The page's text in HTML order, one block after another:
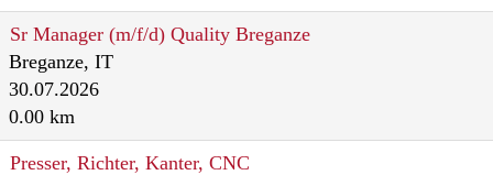
Sr Manager (m/f/d) Quality Breganze
Breganze, IT
30.07.2026
0.00 km
Presser, Richter, Kanter, CNC